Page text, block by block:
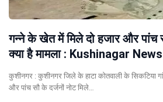
गन्ने के खेत में मिले दो हजार और
क्या है मामला : Kushinagar News
कुशीनगर : कुशीनगर जिले के हाटा कोतवाली के सिकटिया
और पांच सौ के दर्जनों नोट मिले…